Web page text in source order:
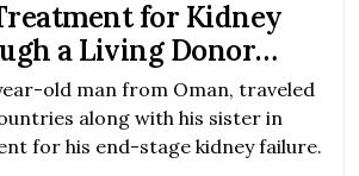
for Kidney
a Living Donor
old man from Oman, traveled
along with his sister in
for his end-stage kidney failure.